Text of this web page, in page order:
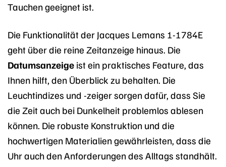
Tauchen geeignet ist.
Die Funktionalität der Jacques Lemans 1-1784E
geht über die reine Zeitanzeige hinaus. Die
Datumsanzeige ist ein praktisches Feature, das
Ihnen hilft, den Überblick zu behalten. Die
Leuchtindizes und -zeiger sorgen dafür, dass Sie
die Zeit auch bei Dunkelheit problemlos ablesen
können. Die robuste Konstruktion und die
hochwertigen Materialien gewährleisten, dass die
Uhr auch den Anforderungen des Alltags standhält.